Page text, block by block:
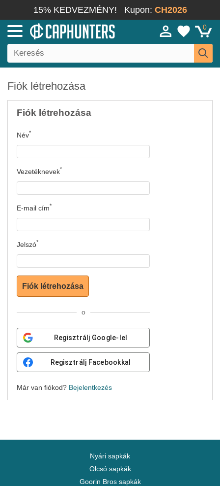
15% KEDVEZMÉNY! Kupon: CH2026
0
Fiók létrehozása
Fiók létrehozása
Név
Vezetéknevek
E-mail cím
Jelszó
Fiók létrehozása
o
Regisztrálj Google-lel
Regisztrálj Facebookkal
Már van fiókod? Bejelentkezés
Nyári sapkák
Olcsó sapkák
Goorin Bros sapkák